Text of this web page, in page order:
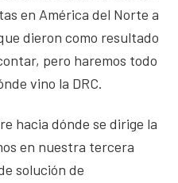
en América del Norte a
dieron como resultado
pero haremos todo
vino la DRC.
hacia dónde se dirige la
en nuestra tercera
solución de